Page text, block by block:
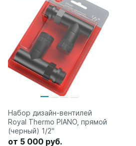
Набор дизайн-вентилей
Royal Thermo PIANO, прямой
(черный) 1/2"
от 5 000 руб.